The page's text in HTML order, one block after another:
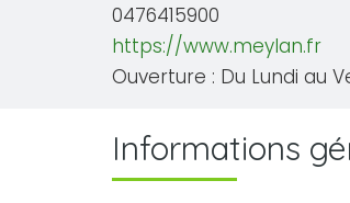
0476415900
https://www.meylan.fr
Ouverture : Du Lundi au
Informations